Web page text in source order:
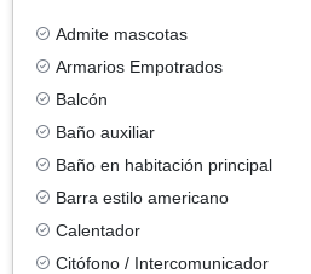
Admite mascotas
Armarios Empotrados
Balcón
Baño auxiliar
Baño en habitación principal
Barra estilo americano
Calentador
Citófono / Intercomunicador